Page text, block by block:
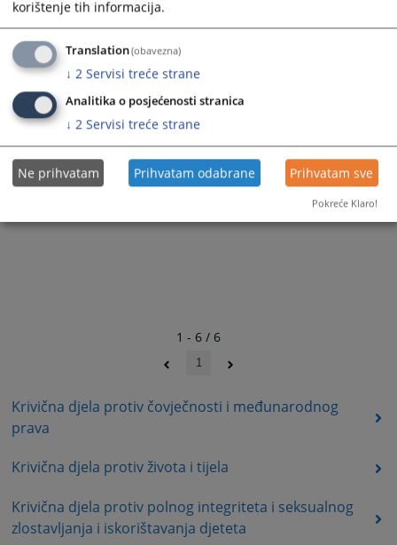
Krivična djela protiv čovječnosti i međunarodnog
prava
Krivična djela protiv života i tijela
Krivična djela protiv polnog integriteta i seksualnog
zlostavljanja i iskorištavanja djeteta
1 - 6 / 6
1
korištenje tih informacija.
Translation(obavezna)
↓ 2 Servisi treće strane
Analitika o posjećenosti stranica
↓ 2 Servisi treće strane
Ne prihvatam Prihvatam odabrane Prihvatam sve
Pokreće Klaro!